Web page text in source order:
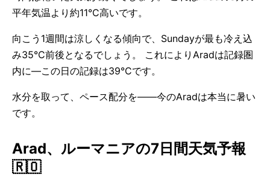
平年気温より約11°C高いです。
向こう1週間は涼しくなる傾向で、Sundayが最も冷え込
み35°C前後となるでしょう。 これによりAradは記録圏
内に—この日の記録は39°Cです。
水分を取って、ペース配分を——今のAradは本当に暑い
です。
Arad、ルーマニアの7日間天気予報
🇷🇴